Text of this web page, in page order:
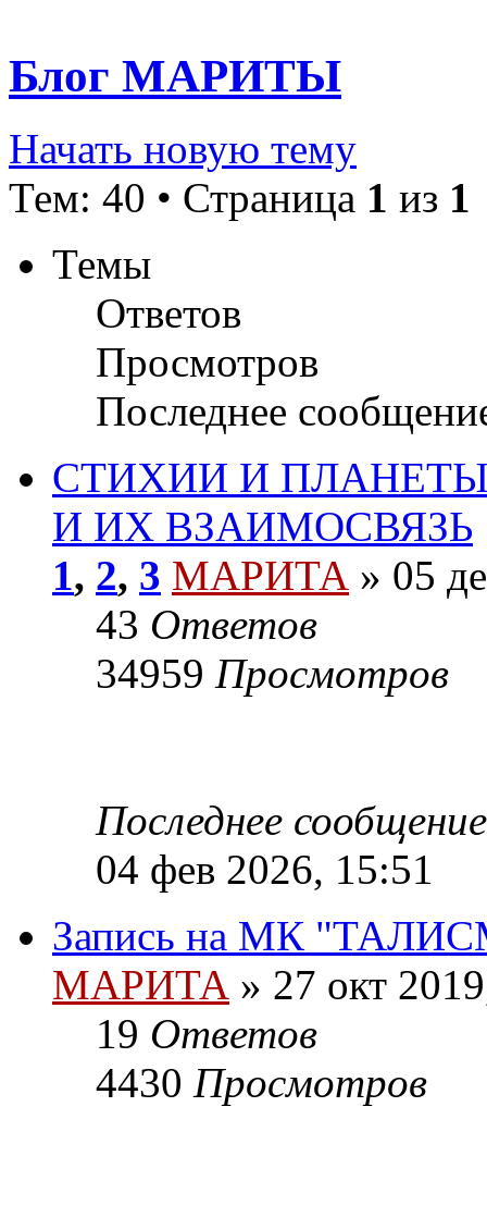
Блог МАРИТЫ
Начать новую тему
Тем: 40 • Страница 1 из 1
Темы
Ответов
Просмотров
Последнее
СТИХИИ И
И ИХ ВЗАИМОСВЯЗЬ
1, 2, 3 МАРИТА » 05
43 Ответов
34959 Просмотров
Последнее сообщение
04 фев 2026, 15:51
Запись на МК
МАРИТА » 27 окт
19 Ответов
4430 Просмотров